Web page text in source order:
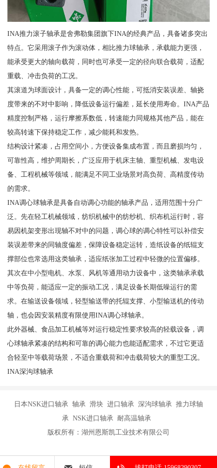
INA推力滚子轴承是舍弗勒集团旗下INA的经典产品，具备诸多突出
特点。它采用滚子作为滚动体，相比推力球轴承，承载能力更强，
能承受更大的轴向载荷，同时也可承受一定的径向联合载荷，适配
重载、冲击负荷的工况。
其滚道为球面设计，具备一定的调心性能，可抵消安装误差、轴挠
度带来的不对中影响，降低设备运行偏差，延长使用寿命。INA产品
精度控制严格，运行摩擦系数低，转速能力同规格其他产品，能在
较高转速下保持稳定工作，减少能耗和发热。
结构设计紧凑，占用空间小，方便设备集成布置，而且磨损均匀，
可靠性高，维护周期长，广泛应用于机床主轴、重型机械、发电设
备、工程机械等领域，能满足不同工业场景对高负荷、高精度传动
的需求。
INA调心球轴承是具备自动调心功能的轴承产品，适用范围十分广
泛。先在轻工机械领域，纺织机械中的纺纱机、织布机运行时，容
易因机架变形出现轴不对中的问题，调心球的调心特性可以补偿安
装误差带来的同轴度偏差，保障设备稳定运转，造纸设备的纸辊支
撑部位也常选用这类轴承，适应纸张加工过程中轻微的位置偏移。
其次在中小型电机、水泵、风机等通用动力设备中，这类轴承承载
中等负荷，能适应一定的振动工况，满足设备长期低噪运行的需
求。在输送设备领域，轻型输送带的托辊支撑、小型输送机的传动
轴，也会因安装精度有限使用INA调心球轴承。
此外器械、食品加工机械等对运行稳定性要求较高的轻载设备，调
心球轴承紧凑的结构和可靠的调心能力也能适配需求，不过它更适
合轻至中等载荷场景，不适合重载荷和冲击载荷较大的重型工况。
INA深沟球轴承
日本NSK进口轴承 轴承 滑块 进口轴承 深沟球轴承 推力球轴
承 NSK进口轴承 耐高温轴承
版权所有：湖州恩斯凯工业技术有限公司